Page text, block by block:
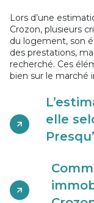
Lors d’une
Crozon, plusieurs
du logement, son
des prestations,
recherché. Ces
bien sur le marché
elle